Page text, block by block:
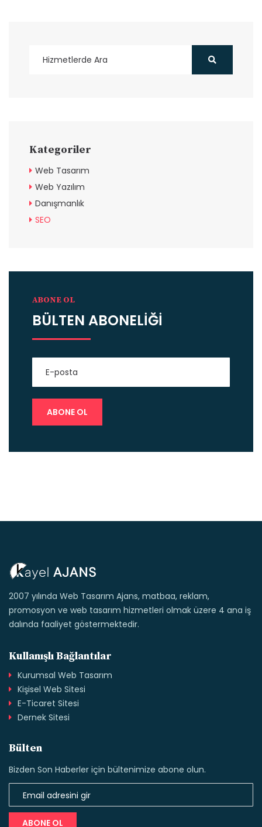
Kategoriler
Web Tasarım
Web Yazılım
Danışmanlık
SEO
ABONE OL
BÜLTEN ABONELİĞİ
2007 yılında Web Tasarım Ajans, matbaa, reklam,
promosyon ve web tasarım hizmetleri olmak üzere 4 ana iş
dalında faaliyet göstermektedir.
Kullanışlı Bağlantılar
Kurumsal Web Tasarım
Kişisel Web Sitesi
E-Ticaret Sitesi
Dernek Sitesi
Bülten
Bizden Son Haberler için bültenimize abone olun.
ABONE OL